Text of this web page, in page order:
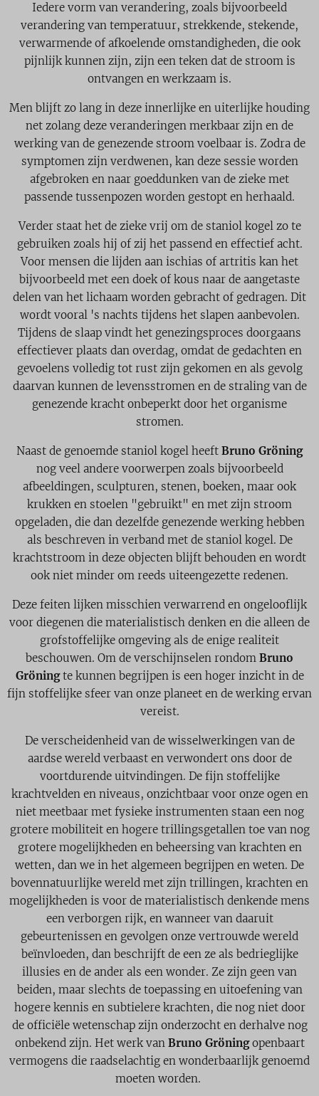
Iedere vorm van verandering, zoals bijvoorbeeld
verandering van temperatuur, strekkende, stekende,
verwarmende of afkoelende omstandigheden, die ook
pijnlijk kunnen zijn, zijn een teken dat de stroom is
ontvangen en werkzaam is.
Men blijft zo lang in deze innerlijke en uiterlijke houding
net zolang deze veranderingen merkbaar zijn en de
werking van de genezende stroom voelbaar is. Zodra de
symptomen zijn verdwenen, kan deze sessie worden
afgebroken en naar goeddunken van de zieke met
passende tussenpozen worden gestopt en herhaald.
Verder staat het de zieke vrij om de staniol kogel zo te
gebruiken zoals hij of zij het passend en effectief acht.
Voor mensen die lijden aan ischias of artritis kan het
bijvoorbeeld met een doek of kous naar de aangetaste
delen van het lichaam worden gebracht of gedragen. Dit
wordt vooral 's nachts tijdens het slapen aanbevolen.
Tijdens de slaap vindt het genezingsproces doorgaans
effectiever plaats dan overdag, omdat de gedachten en
gevoelens volledig tot rust zijn gekomen en als gevolg
daarvan kunnen de levensstromen en de straling van de
genezende kracht onbeperkt door het organisme
stromen.
Naast de genoemde staniol kogel heeft Bruno Gröning
nog veel andere voorwerpen zoals bijvoorbeeld
afbeeldingen, sculpturen, stenen, boeken, maar ook
krukken en stoelen "gebruikt" en met zijn stroom
opgeladen, die dan dezelfde genezende werking hebben
als beschreven in verband met de staniol kogel. De
krachtstroom in deze objecten blijft behouden en wordt
ook niet minder om reeds uiteengezette redenen.
Deze feiten lijken misschien verwarrend en ongelooflijk
voor diegenen die materialistisch denken en die alleen de
grofstoffelijke omgeving als de enige realiteit
beschouwen. Om de verschijnselen rondom Bruno
Gröningte kunnen begrijpen is een hoger inzicht in de
fijn stoffelijke sfeer van onze planeet en de werking ervan
vereist.
De verscheidenheid van de wisselwerkingen van de
aardse wereld verbaast en verwondert ons door de
voortdurende uitvindingen. De fijn stoffelijke
krachtvelden en niveaus, onzichtbaar voor onze ogen en
niet meetbaar met fysieke instrumenten staan een nog
grotere mobiliteit en hogere trillingsgetallen toe van nog
grotere mogelijkheden en beheersing van krachten en
wetten, dan we in het algemeen begrijpen en weten. De
bovennatuurlijke wereld met zijn trillingen, krachten en
mogelijkheden is voor de materialistisch denkende mens
een verborgen rijk, en wanneer van daaruit
gebeurtenissen en gevolgen onze vertrouwde wereld
beïnvloeden, dan beschrijft de een ze als bedrieglijke
illusies en de ander als een wonder. Ze zijn geen van
beiden, maar slechts de toepassing en uitoefening van
hogere kennis en subtielere krachten, die nog niet door
de officiële wetenschap zijn onderzocht en derhalve nog
onbekend zijn. Het werk van Bruno Gröningopenbaart
vermogens die raadselachtig en wonderbaarlijk genoemd
moeten worden.